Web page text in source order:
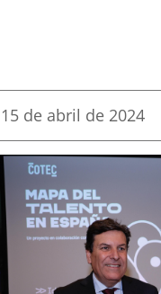
Fecha
la
noticia
15 de abril de 2024